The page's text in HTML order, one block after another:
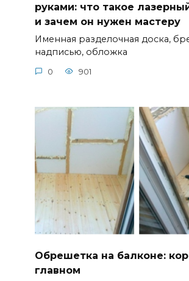
руками: что такое
и зачем он нужен мастеру
Именная разделочная доска,
надписью, обложка
0 901
Обрешетка на балконе:
главном